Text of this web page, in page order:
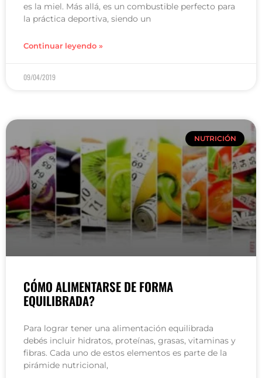
es la miel. Más allá, es un combustible perfecto para
la práctica deportiva, siendo un
Continuar leyendo »
09/04/2019
NUTRICIÓN
CÓMO ALIMENTARSE DE FORMA
EQUILIBRADA?
Para lograr tener una alimentación equilibrada
debés incluir hidratos, proteínas, grasas, vitaminas y
fibras. Cada uno de estos elementos es parte de la
pirámide nutricional,